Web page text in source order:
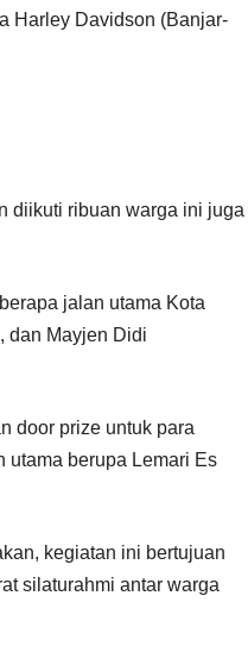
Harley Davidson (Banjar-
diikuti ribuan warga ini juga
jalan utama Kota
dan Mayjen Didi
door prize untuk para
utama berupa Lemari Es
kegiatan ini bertujuan
silaturahmi antar warga